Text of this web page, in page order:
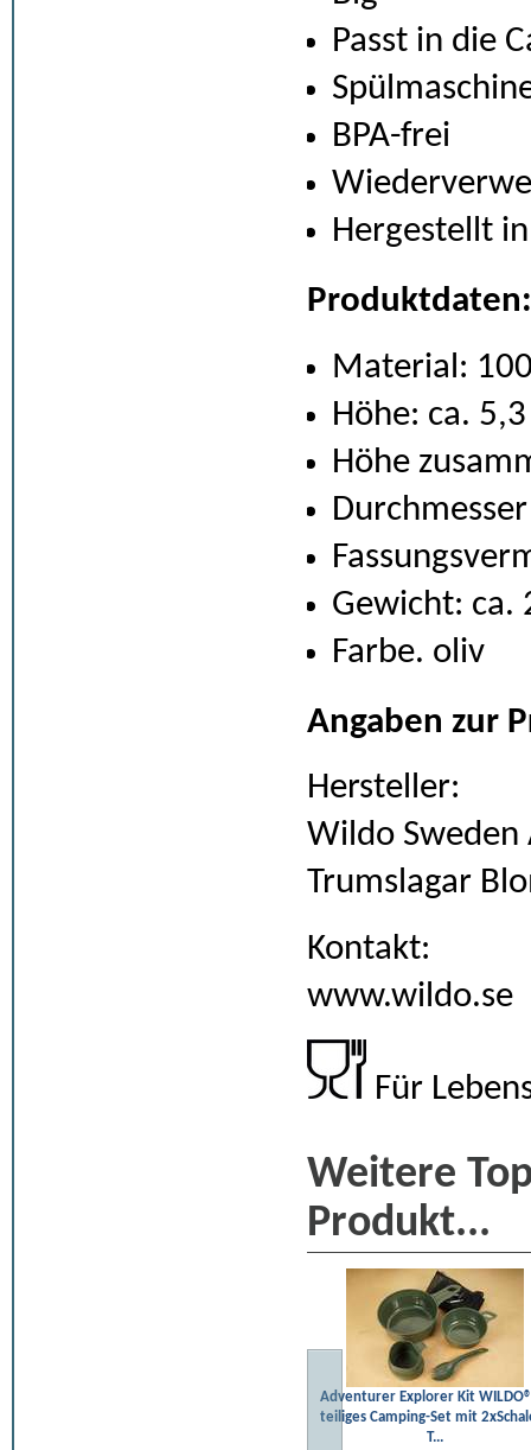
Passt in die
BPA-frei
Hergestellt
Produktdaten:
Material:
Höhe: ca.
Höhe
Gewicht: ca.
Farbe. oliv
Angaben zur
Hersteller:
Wildo Sweden
Trumslagar
Kontakt:
www.wildo.se
Für
Weitere
Produkt...
Adventurer Explorer Kit
teiliges Camping-Set mit
T...